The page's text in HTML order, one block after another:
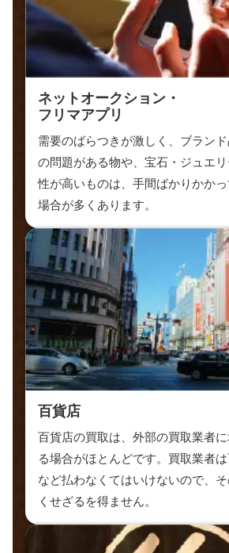
ネットオークション・
フリマアプリ
需要のばらつきが激しく、ブラン
の問題がある物や、宝石・ジュエ
性が高いものは、手間ばかりかか
場合が多くあります。
百貨店
百貨店の買取は、外部の買取業者
る場合がほとんどです。買取業者
など払わなくてはいけないので、
くせざるを得ません。